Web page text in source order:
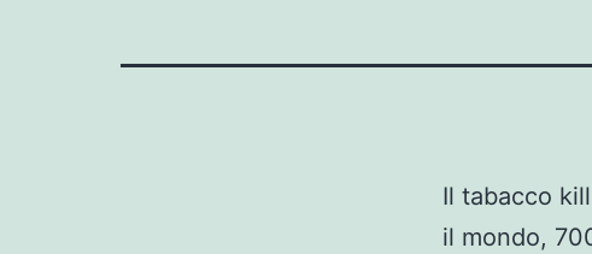
Il tabacco
il mondo,